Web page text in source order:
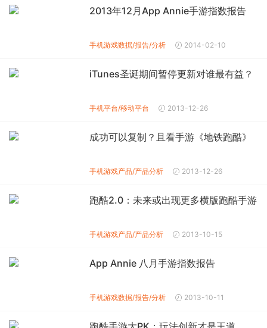
2013年12月App Annie手游指数报告
手机游戏数据/报告/分析 2014-02-10
iTunes圣诞期间暂停更新对谁最有益？
手机平台/移动平台 2013-12-26
成功可以复制？且看手游《地铁跑酷》
手机游戏产品/产品分析 2013-12-26
跑酷2.0：未来或出现更多横版跑酷手游
手机游戏产品/产品分析 2013-10-15
App Annie 八月手游指数报告
手机游戏数据/报告/分析 2013-10-11